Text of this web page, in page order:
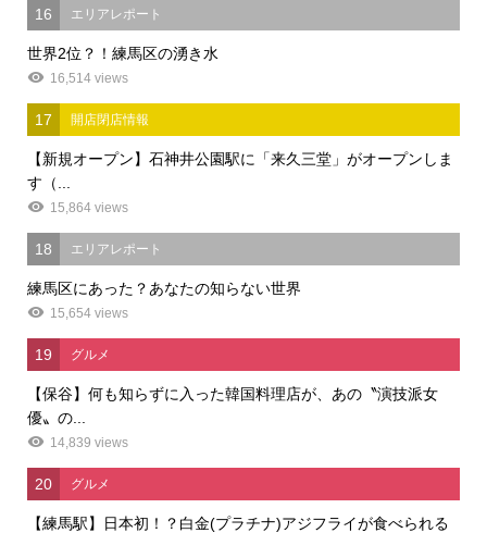
16 エリアレポート
世界2位？！練馬区の湧き水
16,514 views
17 開店閉店情報
【新規オープン】石神井公園駅に「来久三堂」がオープンしま
す（...
15,864 views
18 エリアレポート
練馬区にあった？あなたの知らない世界
15,654 views
19 グルメ
【保谷】何も知らずに入った韓国料理店が、あの〝演技派女
優〟の...
14,839 views
20 グルメ
【練馬駅】日本初！？白金(プラチナ)アジフライが食べられる